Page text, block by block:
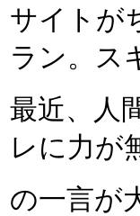
サイトが
ラン。ス
最近、人
レに力が
の一言が